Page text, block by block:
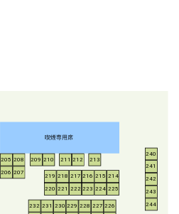
喫煙専用席
205
206 207
208 209 210 211 212 213
214
215
216
217
218
219
220 221 222 223 224 225
226
227
228
229
230
231
232
240
241
242
243
244